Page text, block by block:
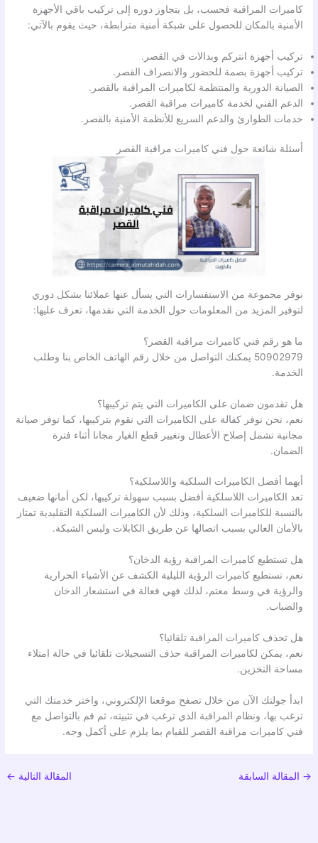
كاميرات المراقبة فحسب، بل يتجاوز دوره إلى تركيب باقي الأجهزة
الأمنية بالمكان للحصول على شبكة أمنية مترابطة، حيث يقوم بالآتي:
تركيب أجهزة انتركم وبدالات في القصر.
تركيب أجهزة بصمة للحضور والانصراف القصر.
الصيانة الدورية والمنتظمة لكاميرات المراقبة بالقصر.
الدعم الفني لخدمة كاميرات مراقبة القصر.
خدمات الطوارئ والدعم السريع للأنظمة الأمنية بالقصر.
أسئلة شائعة حول فني كاميرات مراقبة القصر
نوفر مجموعة من الاستفسارات التي يسأل عنها عملائنا بشكل دوري
لتوفير المزيد من المعلومات حول الخدمة التي نقدمها، تعرف عليها:
ما هو رقم فني كاميرات مراقبة القصر؟
50902979 يمكنك التواصل من خلال رقم الهاتف الخاص بنا وطلب
الخدمة.
هل تقدمون ضمان على الكاميرات التي يتم تركيبها؟
نعم، نحن نوفر كفالة على الكاميرات التي نقوم بتركيبها، كما نوفر صيانة
مجانية تشمل إصلاح الأعطال وتغيير قطع الغيار مجانا أثناء فترة
الضمان.
أيهما أفضل الكاميرات السلكية واللاسلكية؟
تعد الكاميرات اللاسلكية أفضل بسبب سهولة تركيبها، لكن أمانها ضعيف
بالنسبة للكاميرات السلكية، وذلك لأن الكاميرات السلكية التقليدية تمتاز
بالأمان العالي بسبب اتصالها عن طريق الكابلات وليس الشبكة.
هل تستطيع كاميرات المراقبة رؤية الدخان؟
نعم، تستطيع كاميرات الرؤية الليلية الكشف عن الأشياء الحرارية
والرؤية في وسط معتم، لذلك فهي فعالة في استشعار الدخان
والضباب.
هل تحذف كاميرات المراقبة تلقائيا؟
نعم، يمكن لكاميرات المراقبة حذف التسجيلات تلقائيا في حالة امتلاء
مساحة التخزين.
ابدأ جولتك الآن من خلال تصفح موقعنا الإلكتروني، واختر خدمتك التي
ترغب بها، ونظام المراقبة الذي ترغب في تثبيته، ثم قم بالتواصل مع
فني كاميرات مراقبة القصر للقيام بما يلزم على أكمل وجه.
→ المقالة السابقة المقالة التالية ←